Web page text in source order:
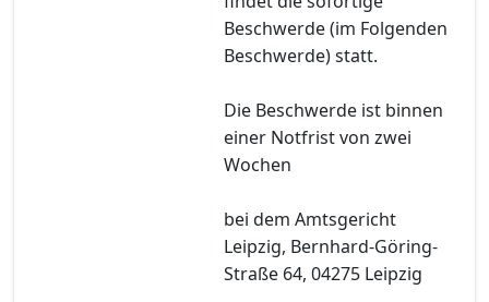
Beschwerde (im Folgenden
Beschwerde) statt.
Die Beschwerde ist binnen
einer Notfrist von zwei
Wochen
bei dem Amtsgericht
Leipzig, Bernhard-Göring-
Straße 64, 04275 Leipzig